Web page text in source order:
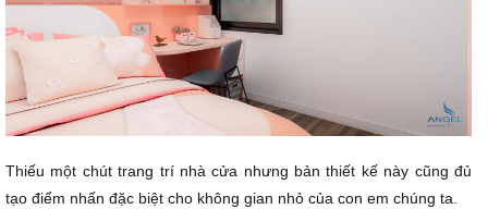
Thiếu một chút trang trí nhà cửa nhưng bản thiết kế này cũng đủ
tạo điểm nhấn đặc biệt cho không gian nhỏ của con em chúng ta.